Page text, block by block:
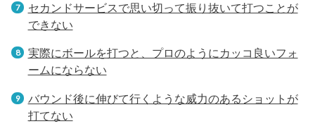
セカンドサービスで思い切って振り抜いて打つことが
できない
実際にボールを打つと、プロのようにカッコ良いフォ
ームにならない
バウンド後に伸びて行くような威力のあるショットが
打てない